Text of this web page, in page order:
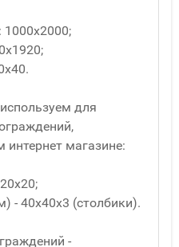
для
магазине:
- 40x40x3 (столбики).
-